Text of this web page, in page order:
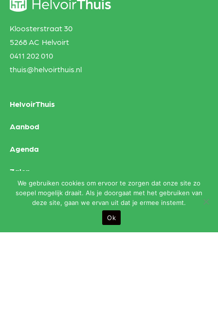
Kloosterstraat 30
5268 AC Helvoirt
0411 202 010
thuis@helvoirthuis.nl
HelvoirThuis
Aanbod
Agenda
Zalen
Contact
We gebruiken cookies om ervoor te zorgen dat onze site zo
soepel mogelijk draait. Als je doorgaat met het gebruiken van
deze site, gaan we ervan uit dat je ermee instemt.
Ok